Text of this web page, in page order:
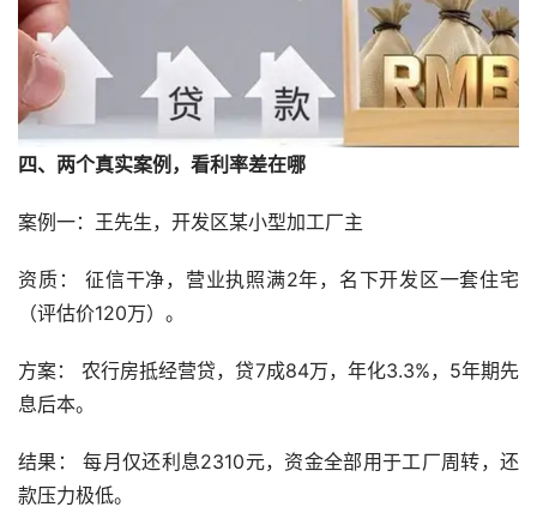
四、两个真实案例，看利率差在哪
案例一：王先生，开发区某小型加工厂主
资质： 征信干净，营业执照满2年，名下开发区一套住宅
（评估价120万）。
方案： 农行房抵经营贷，贷7成84万，年化3.3%，5年期先
息后本。
结果： 每月仅还利息2310元，资金全部用于工厂周转，还
款压力极低。